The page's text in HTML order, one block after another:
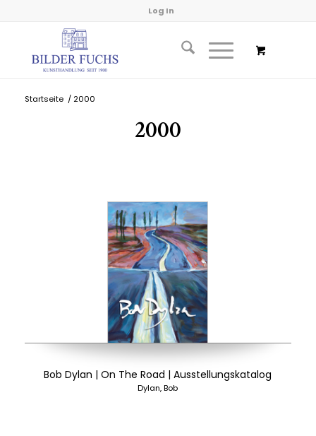
Log In
Startseite / 2000
2000
Bob Dylan | On The Road | Ausstellungskatalog
Dylan, Bob